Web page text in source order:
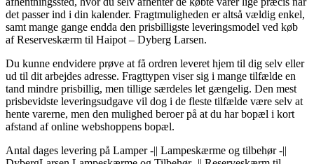
det passer ind i din kalender. Fragtmuligheden er altså vældig enkel,
samt mange gange endda den prisbilligste leveringsmodel ved køb
af Reserveskærm til Haipot – Dyberg Larsen.
Du kunne endvidere prøve at få ordren leveret hjem til dig selv eller
ud til dit arbejdes adresse. Fragttypen viser sig i mange tilfælde en
tand mindre prisbillig, men tillige særdeles let gængelig. Den mest
prisbevidste leveringsudgave vil dog i de fleste tilfælde være selv at
hente varerne, men den mulighed beroer på at du har bopæl i kort
afstand af online webshoppens bopæl.
Antal dages levering på Lamper -|| Lampeskærme og tilbehør -||